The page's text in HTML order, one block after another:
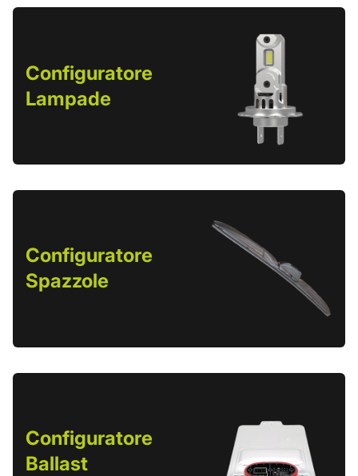
Configuratore
Lampade
Configuratore
Spazzole
Configuratore
Ballast